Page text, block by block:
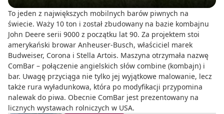
To jeden z największych mobilnych barów piwnych na
świecie. Waży 10 ton i został zbudowany na bazie kombajnu
John Deere serii 9000 z początku lat 90. Za projektem stoi
amerykański browar Anheuser-Busch, właściciel marek
Budweiser, Corona i Stella Artois. Maszyna otrzymała nazwę
ComBar – połączenie angielskich słów combine (kombajn) i
bar. Uwagę przyciąga nie tylko jej wyjątkowe malowanie, lecz
także rura wyładunkowa, która po modyfikacji przypomina
nalewak do piwa. Obecnie ComBar jest prezentowany na
licznych wystawach rolniczych w USA.